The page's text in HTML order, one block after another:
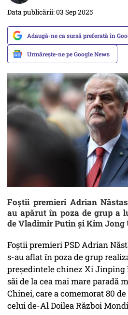
Data publicării: 03 Sep 2025
Adaugă-ne ca sursă preferată în
Urmărește-ne pe Google News
Foștii premieri Adrian
au apărut în poza de grup a
de Vladimir Putin și Kim Jong
Foștii premieri PSD Adrian
s-au aflat în poza de grup
președintele chinez Xi Jinping
săi de la cea mai mare paradă
Chinei, care a comemorat 80
celui de-Al Doilea Război